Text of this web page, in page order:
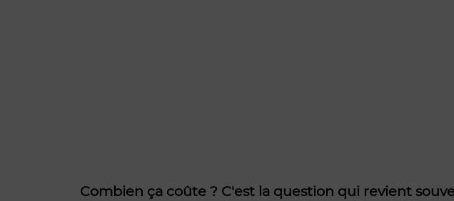
Combien ça coûte ? C'est la question qui revient